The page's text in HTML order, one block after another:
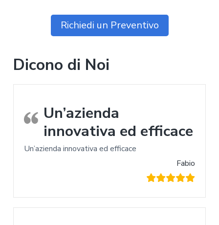
Richiedi un Preventivo
Dicono di Noi
Un’azienda
innovativa ed efficace
Un’azienda innovativa ed efficace
Fabio